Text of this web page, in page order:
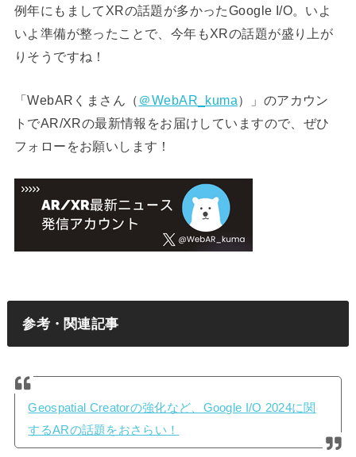
例年にもましてXRの話題が多かったGoogle I/O。いよ
いよ準備が整ったことで、今年もXRの話題が盛り上が
りそうですね！
「WebARくまさん（ ＠WebAR_kuma）」のアカウン
トでAR/XRの最新情報をお届けしていますので、ぜひ
フォローをお願いします！
参考・関連記事
Geospatial Creatorの強化など、Google I/O 2024に関
するARの話題をおさらい！